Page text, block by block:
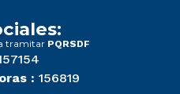
tramitar PQRSDF
: 156819